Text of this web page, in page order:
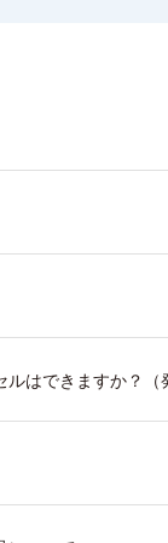
はできますか？（